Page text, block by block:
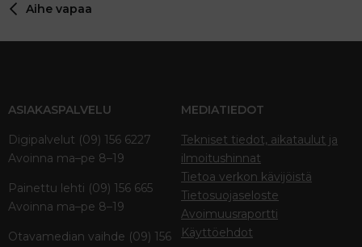
Aihe vapaa
ASIAKASPALVELU
Digipalvelut (09) 156 6227
Avoinna ma–pe 8–19
Painettu lehti (09) 156 665
Avoinna ma–pe 8–19
Otavamedian vaihde (09) 156
MEDIATIEDOT
Tekniset tiedot, aikataulut ja
ilmoitushinnat
Tietoa verkon kävijöistä
Tietosuojaseloste
Avoimuusraportti
Käyttöehdot